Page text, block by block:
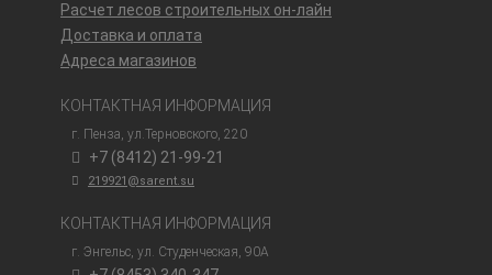
Расчет лесов строительных он-лайн
Доставка и оплата
Адреса магазинов
КОНТАКТНАЯ ИНФОРМАЦИЯ
г. Пенза, ул.Терновского, 220
+7 (8412) 21-99-21
219921@sarent.su
КОНТАКТНАЯ ИНФОРМАЦИЯ
г. Энгельс, ул. Студенческая, 90А